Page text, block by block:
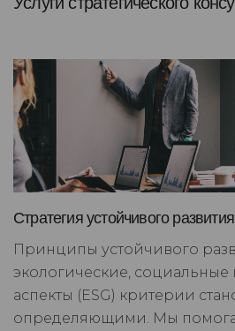
Стратегия устойчивого развития
Принципы устойчивого
экологические, социальные
аспекты (ESG) критерии
определяющими. Мы